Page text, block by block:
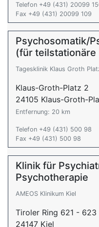
Telefon +49 (431) 20099
Fax +49 (431) 20099 109
Psychosomatik/
(für teilstationäre
Tagesklinik Klaus Groth
Klaus-Groth-Platz 2
24105 Klaus-Groth-
Entfernung: 20 km
Telefon +49 (431) 500 98
Fax +49 (431) 500 98
Klinik für
Psychotherapie
AMEOS Klinikum Kiel
Tiroler Ring 621 - 623
24147 Kiel